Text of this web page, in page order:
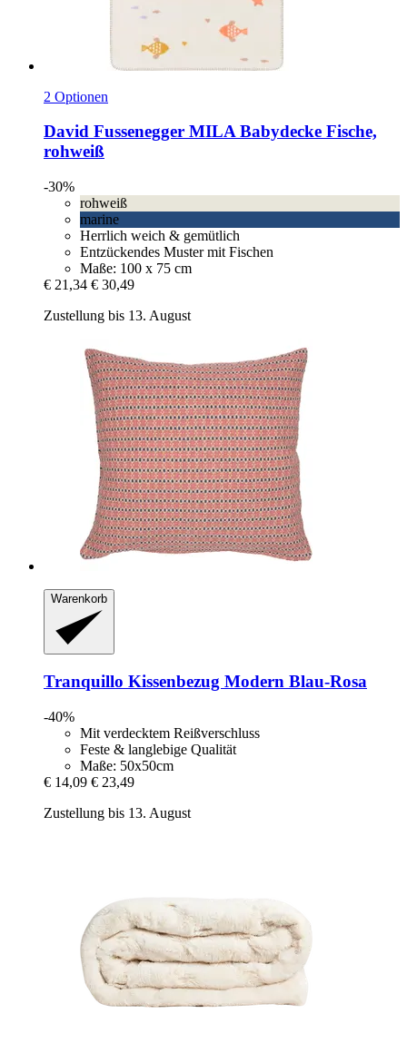
2 Optionen
David Fussenegger MILA Babydecke Fische,
rohweiß
-30%
rohweiß
marine
Herrlich weich & gemütlich
Entzückendes Muster mit Fischen
Maße: 100 x 75 cm
€ 21,34 € 30,49
Zustellung bis 13. August
Warenkorb
Tranquillo Kissenbezug Modern Blau-​Rosa
-40%
Mit verdecktem Reißverschluss
Feste & langlebige Qualität
Maße: 50x50cm
€ 14,09 € 23,49
Zustellung bis 13. August